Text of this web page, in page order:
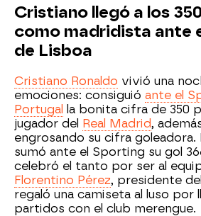
Cristiano llegó a los
como madridista ante
de Lisboa
Cristiano Ronaldo vivió una
emociones: consiguió ante el
Portugal la bonita cifra de 350
jugador del Real Madrid,
engrosando su cifra goleadora.
sumó ante el Sporting su gol
celebró el tanto por ser al
Florentino Pérez, presidente
regaló una camiseta al luso por
partidos con el club merengue.